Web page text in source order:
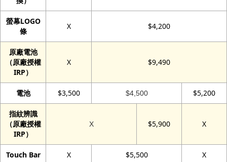
螢幕LOGO
條
X $4,200
原廠電池
（原廠授權
IRP）
X $9,490
電池 $3,500 $4,500 $5,200
指紋辨識
（原廠授權
IRP）
X $5,900 X
Touch Bar X $5,500 X